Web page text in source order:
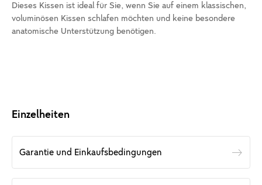
Dieses Kissen ist ideal für Sie, wenn Sie auf einem klassischen,
voluminösen Kissen schlafen möchten und keine besondere
anatomische Unterstützung benötigen.
Einzelheiten
Garantie und Einkaufsbedingungen